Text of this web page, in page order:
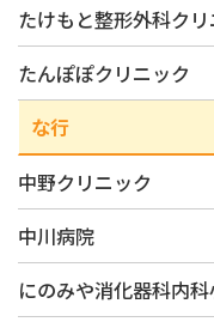
たけもと整形外科クリ
たんぽぽクリニック
な行
中野クリニック
中川病院
にのみや消化器科内